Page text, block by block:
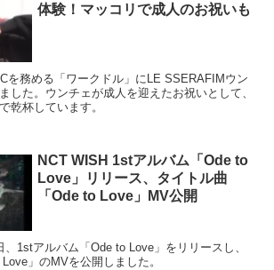
体験！マッコリで成人のお祝いも
を務める「ワークドル」にLE SSERAFIMウン
した。ウンチェが成人を迎えたお祝いとして、
乾杯しています。
NCT WISH 1stアルバム「Ode to
Love」リリース、タイトル曲
「Ode to Love」MV公開
、1stアルバム「Ode to Love」をリリースし、
」のMVを公開しました。